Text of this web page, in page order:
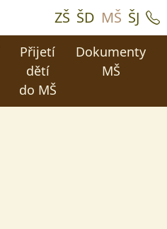
ZŠ ŠD MŠ ŠJ
Přijetí
dětí
do MŠ
Dokumenty
MŠ